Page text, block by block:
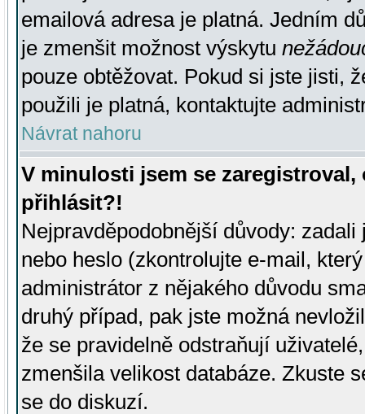
emailová adresa je platná. Jedním
je zmenšit možnost výskytu
pouze obtěžovat. Pokud si jste jisti,
použili je platná, kontaktujte
Návrat nahoru
V minulosti jsem se
přihlásit?!
Nejpravděpodobnější důvody:
nebo heslo (zkontrolujte e-mail,
administrátor z nějakého důvodu
druhý případ, pak jste možná
že se pravidelně odstraňují
zmenšila velikost databáze. Zkuste
se do diskuzí.